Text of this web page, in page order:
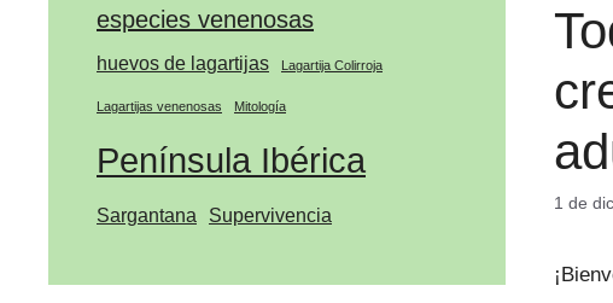
1 de
especies venenosas
huevos de lagartijas Lagartija Colirroja
Lagartijas venenosas Mitología
Península Ibérica
Sargantana Supervivencia